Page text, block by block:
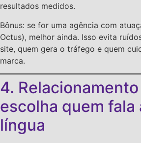
resultados medidos.
Bônus: se for uma agência com
Octus), melhor ainda. Isso evita
site, quem gera o tráfego e quem
marca.
4.
escolha quem fala
língua